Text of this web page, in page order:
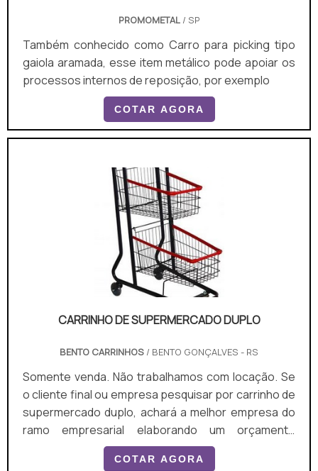
PROMOMETAL/ SP
Também conhecido como Carro para picking tipo
gaiola aramada, esse item metálico pode apoiar os
processos internos de reposição, por exemplo
COTAR AGORA
CARRINHO DE SUPERMERCADO DUPLO
BENTO CARRINHOS / BENTO GONÇALVES - RS
Somente venda. Não trabalhamos com locação. Se
o cliente final ou empresa pesquisar por carrinho de
supermercado duplo, achará a melhor empresa do
ramo empresarial elaborando um orçamento
detalhado na maior vitrine da indústria e achando a
líder em qualidade. Quando o quesito é carrinho deCOTAR AGORA